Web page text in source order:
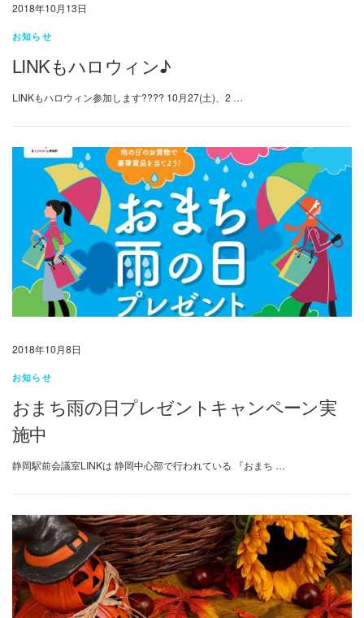
2018年10月13日
お知らせ
LINKもハロウィン♪
LINKもハロウィン参加します???? 10月27(土)、2 …
2018年10月8日
お知らせ
おまち雨の日プレゼントキャンペーン実
施中
静岡駅前会議室LINKは 静岡中心部で行われている 『おまち …